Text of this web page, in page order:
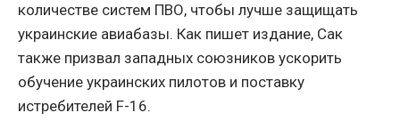
количестве систем ПВО, чтобы лучше защищать
украинские авиабазы. Как пишет издание, Сак
также призвал западных союзников ускорить
обучение украинских пилотов и поставку
истребителей F-16.